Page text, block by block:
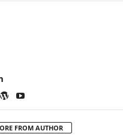
FROM AUTHOR